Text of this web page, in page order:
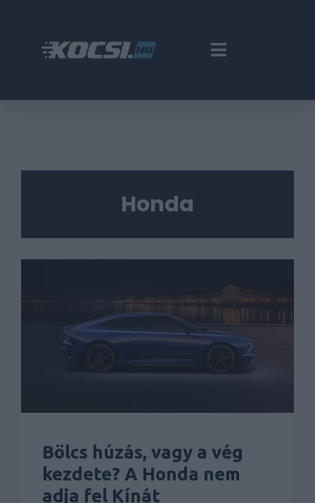
Honda
Bölcs húzás, vagy a vég
kezdete? A Honda nem
adja fel Kínát